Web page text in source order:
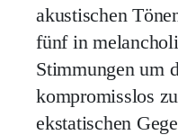
akustischen
fünf in
Stimmungen um
kompromisslos
ekstatischen